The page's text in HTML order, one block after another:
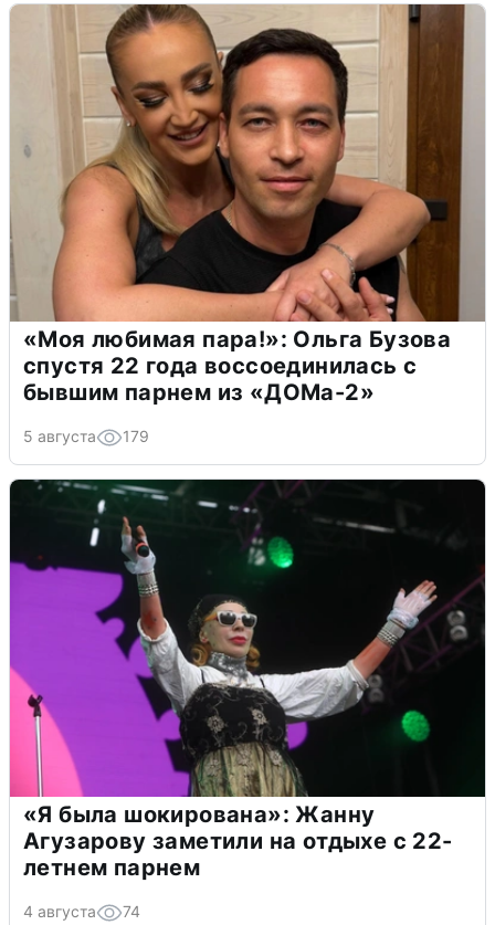
«Моя любимая пара!»: Ольга Бузова
спустя 22 года воссоединилась с
бывшим парнем из «ДОМа-2»
5 августа 179
«Я была шокирована»: Жанну
Агузарову заметили на отдыхе с 22-
летнем парнем
4 августа 74